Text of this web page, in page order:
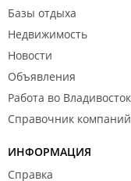
Базы отдыха
Недвижимость
Новости
Объявления
Работа во
Справочник компаний
ИНФОРМАЦИЯ
Справка